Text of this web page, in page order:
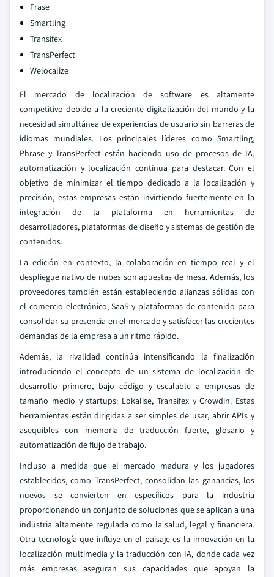
Frase
Smartling
Transifex
TransPerfect
Welocalize
El mercado de localización de software es altamente
competitivo debido a la creciente digitalización del mundo y la
necesidad simultánea de experiencias de usuario sin barreras de
idiomas mundiales. Los principales líderes como Smartling,
Phrase y TransPerfect están haciendo uso de procesos de IA,
automatización y localización continua para destacar. Con el
objetivo de minimizar el tiempo dedicado a la localización y
precisión, estas empresas están invirtiendo fuertemente en la
integración de la plataforma en herramientas de
desarrolladores, plataformas de diseño y sistemas de gestión de
contenidos.
La edición en contexto, la colaboración en tiempo real y el
despliegue nativo de nubes son apuestas de mesa. Además, los
proveedores también están estableciendo alianzas sólidas con
el comercio electrónico, SaaS y plataformas de contenido para
consolidar su presencia en el mercado y satisfacer las crecientes
demandas de la empresa a un ritmo rápido.
Además, la rivalidad continúa intensificando la finalización
introduciendo el concepto de un sistema de localización de
desarrollo primero, bajo código y escalable a empresas de
tamaño medio y startups: Lokalise, Transifex y Crowdin. Estas
herramientas están dirigidas a ser simples de usar, abrir APIs y
asequibles con memoria de traducción fuerte, glosario y
automatización de flujo de trabajo.
Incluso a medida que el mercado madura y los jugadores
establecidos, como TransPerfect, consolidan las ganancias, los
nuevos se convierten en específicos para la industria
proporcionando un conjunto de soluciones que se aplican a una
industria altamente regulada como la salud, legal y financiera.
Otra tecnología que influye en el paisaje es la innovación en la
localización multimedia y la traducción con IA, donde cada vez
más empresas aseguran sus capacidades que apoyan la